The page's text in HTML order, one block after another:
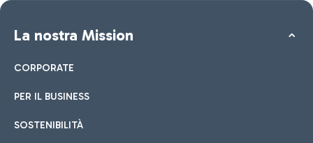
La nostra Mission
CORPORATE
PER IL BUSINESS
SOSTENIBILITÀ